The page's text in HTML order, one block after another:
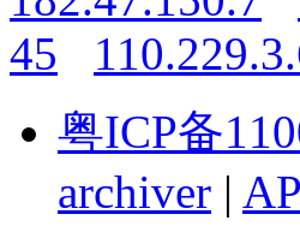
45
粤ICP备
archiver |